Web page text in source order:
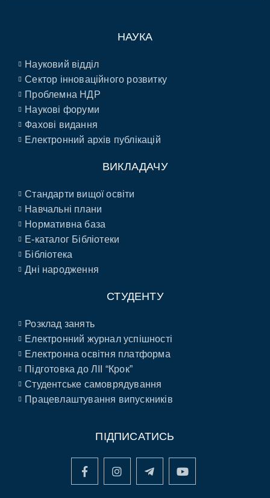
НАУКА
Науковий відділ
Сектор інноваційного розвитку
Проблемна НДР
Наукові форуми
Фахові видання
Електронний архів публікацій
ВИКЛАДАЧУ
Стандарти вищої освіти
Навчальні плани
Нормативна база
E-каталог Бібліотеки
Бібліотека
Дні народження
СТУДЕНТУ
Розклад занять
Електронний журнал успішності
Електронна освітня платформа
Підготовка до ЛІІ “Крок”
Студентське самоврядування
Працевлаштування випускників
ПІДПИСАТИСЬ